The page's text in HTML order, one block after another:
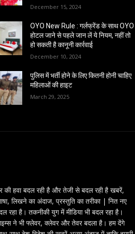
December 15, 2024
OYO New Rule : गर्लफ्रेंड के साथ OYO
होटल जाने से पहले जान लें ये नियम, नहीं तो
हो सकती है कानूनी कार्रवाई
December 10, 2024
पुलिस में भर्ती होने के लिए कितनी होनी चाहिए
महिलाओं की हाइट
March 29, 2025
हवा बदल रही है और तेजी से बदल रही है खबरें,
लिखने का अंदाज, प्रस्तुति का तरीका | नित नए
रहा है। तकनीकी युग में मीडिया भी बदल रहा है।
ने भी फ्लेवर, क्लेवर और तेवर बदला है। हम देंगे